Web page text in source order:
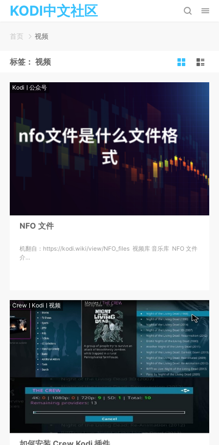
KODI中文社区
首页 视频
标签： 视频
Kodi 公众号
NFO 文件
机翻自：https://kodi.wiki/view/NFO_files 视频库 音乐库 NFO 文件
介…
Crew Kodi 视频